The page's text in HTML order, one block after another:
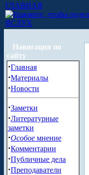
ГЛАВНАЯ
ВСЛУХ
Навигация по
сайту
·Главная
·Материалы
·Новости
·Заметки
·Литературные
заметки
·Особое мнение
·Комментарии
·Публичные дела
·Преподаватели